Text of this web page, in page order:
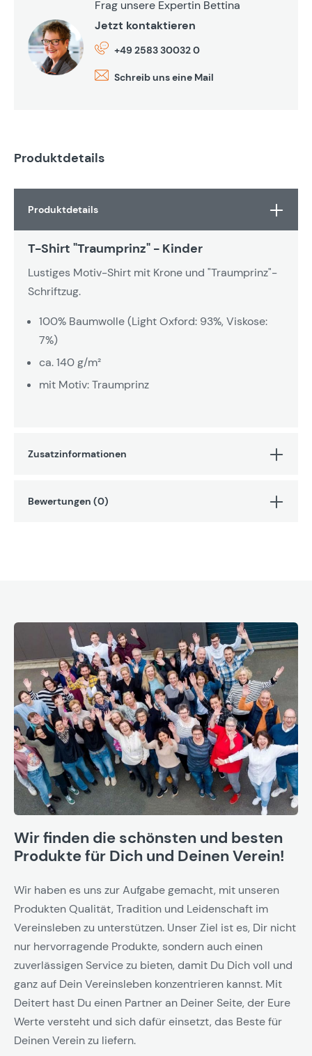
Frag unsere Expertin Bettina
Jetzt kontaktieren
+49 2583 30032 0
Schreib uns eine Mail
Produktdetails
Produktdetails
T-Shirt "Traumprinz" - Kinder
Lustiges Motiv-Shirt mit Krone und "Traumprinz"-
Schriftzug.
100% Baumwolle (Light Oxford: 93%, Viskose:
7%)
ca. 140 g/m²
mit Motiv: Traumprinz
Zusatzinformationen
Bewertungen (0)
Wir finden die schönsten und besten
Produkte für Dich und Deinen Verein!
Wir haben es uns zur Aufgabe gemacht, mit unseren
Produkten Qualität, Tradition und Leidenschaft im
Vereinsleben zu unterstützen. Unser Ziel ist es, Dir nicht
nur hervorragende Produkte, sondern auch einen
zuverlässigen Service zu bieten, damit Du Dich voll und
ganz auf Dein Vereinsleben konzentrieren kannst. Mit
Deitert hast Du einen Partner an Deiner Seite, der Eure
Werte versteht und sich dafür einsetzt, das Beste für
Deinen Verein zu liefern.